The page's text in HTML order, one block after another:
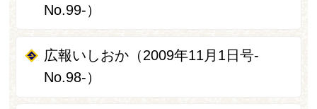
No.99-）
広報いしおか（2009年11月1日号-
No.98-）